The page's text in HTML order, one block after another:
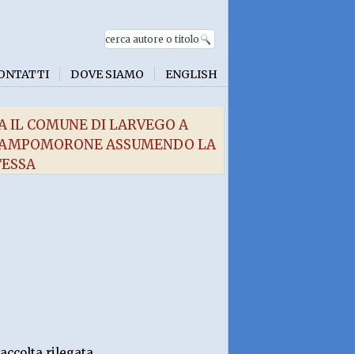
DOVE SIAMO ENGLISH
IL COMUNE DI LARVEGO A
ASSUMENDO LA